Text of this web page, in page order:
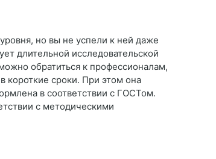
но вы не успели к ней даже
длительной исследовательской
обратиться к профессионалам,
короткие сроки. При этом она
в соответствии с ГОСТом.
с методическими